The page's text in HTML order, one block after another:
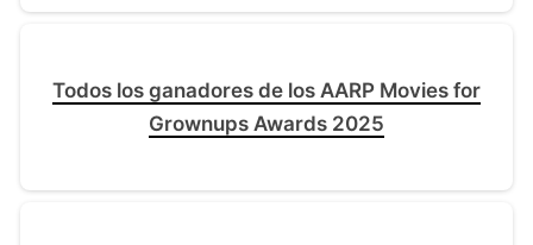
Todos los ganadores de los AARP Movies for
Grownups Awards 2025